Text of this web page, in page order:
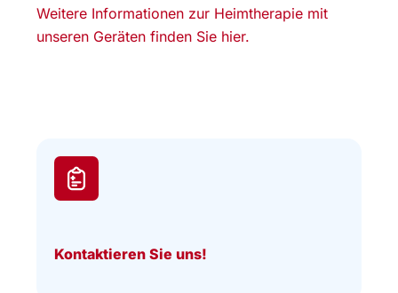
Weitere Informationen zur Heimtherapie mit
unseren Geräten finden Sie hier.
Kontaktieren Sie uns!